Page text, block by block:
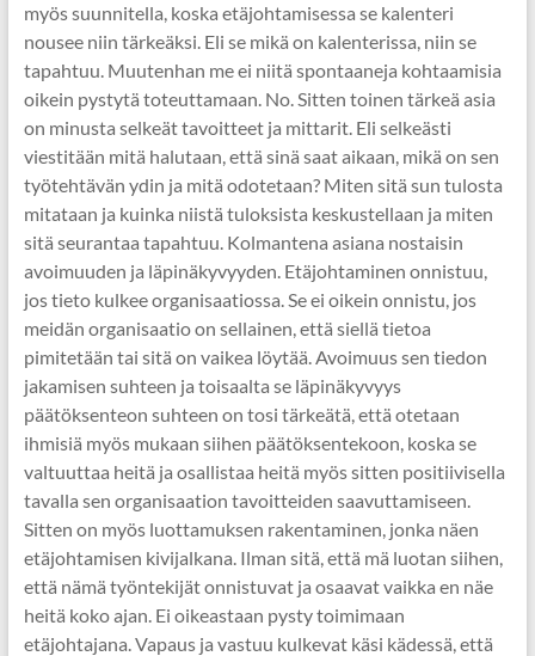
myös suunnitella, koska etäjohtamisessa se kalenteri
nousee niin tärkeäksi. Eli se mikä on kalenterissa, niin se
tapahtuu. Muutenhan me ei niitä spontaaneja kohtaamisia
oikein pystytä toteuttamaan. No. Sitten toinen tärkeä asia
on minusta selkeät tavoitteet ja mittarit. Eli selkeästi
viestitään mitä halutaan, että sinä saat aikaan, mikä on sen
työtehtävän ydin ja mitä odotetaan? Miten sitä sun tulosta
mitataan ja kuinka niistä tuloksista keskustellaan ja miten
sitä seurantaa tapahtuu. Kolmantena asiana nostaisin
avoimuuden ja läpinäkyvyyden. Etäjohtaminen onnistuu,
jos tieto kulkee organisaatiossa. Se ei oikein onnistu, jos
meidän organisaatio on sellainen, että siellä tietoa
pimitetään tai sitä on vaikea löytää. Avoimuus sen tiedon
jakamisen suhteen ja toisaalta se läpinäkyvyys
päätöksenteon suhteen on tosi tärkeätä, että otetaan
ihmisiä myös mukaan siihen päätöksentekoon, koska se
valtuuttaa heitä ja osallistaa heitä myös sitten positiivisella
tavalla sen organisaation tavoitteiden saavuttamiseen.
Sitten on myös luottamuksen rakentaminen, jonka näen
etäjohtamisen kivijalkana. Ilman sitä, että mä luotan siihen,
että nämä työntekijät onnistuvat ja osaavat vaikka en näe
heitä koko ajan. Ei oikeastaan pysty toimimaan
etäjohtajana. Vapaus ja vastuu kulkevat käsi kädessä, että